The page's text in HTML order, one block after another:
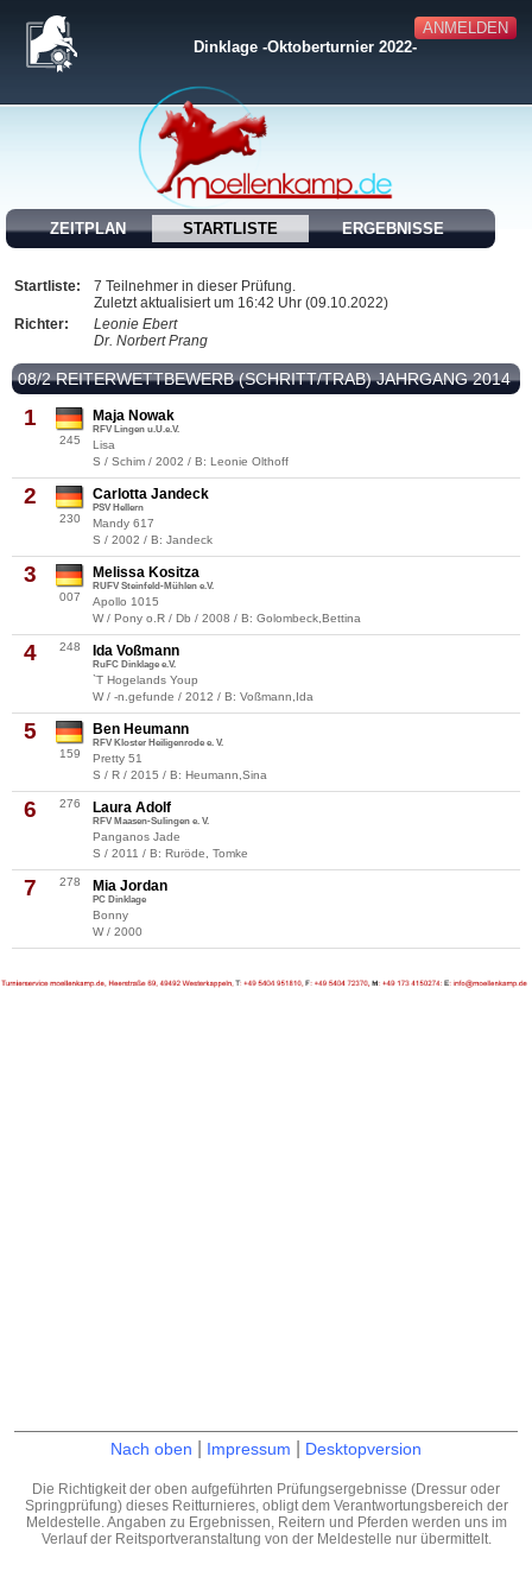
ANMELDEN
Dinklage -Oktoberturnier 2022-
ZEITPLAN STARTLISTE ERGEBNISSE
Startliste:
7 Teilnehmer in dieser Prüfung.
Zuletzt aktualisiert um 16:42 Uhr (09.10.2022)
Richter:
Leonie Ebert
Dr. Norbert Prang
08/2 REITERWETTBEWERB (SCHRITT/TRAB) JAHRGANG 2014
1
245
Maja Nowak
RFV Lingen u.U.e.V.
Lisa
S / Schim / 2002 / B: Leonie Olthoff
2
230
Carlotta Jandeck
PSV Hellern
Mandy 617
S / 2002 / B: Jandeck
3
007
Melissa Kositza
RUFV Steinfeld-Mühlen e.V.
Apollo 1015
W / Pony o.R / Db / 2008 / B: Golombeck,Bettina
4 248 Ida Voßmann
RuFC Dinklage e.V.
`T Hogelands Youp
W / -n.gefunde / 2012 / B: Voßmann,Ida
5
159
Ben Heumann
RFV Kloster Heiligenrode e. V.
Pretty 51
S / R / 2015 / B: Heumann,Sina
6 276 Laura Adolf
RFV Maasen-Sulingen e. V.
Panganos Jade
S / 2011 / B: Ruröde, Tomke
7 278 Mia Jordan
PC Dinklage
Bonny
W / 2000
Nach oben Impressum Desktopversion
Die Richtigkeit der oben aufgeführten Prüfungsergebnisse (Dressur oder
Springprüfung) dieses Reitturnieres, obligt dem Verantwortungsbereich der
Meldestelle. Angaben zu Ergebnissen, Reitern und Pferden werden uns im
Verlauf der Reitsportveranstaltung von der Meldestelle nur übermittelt.